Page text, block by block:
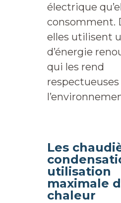
électrique
consomment.
elles utilisent
d’énergie
qui les rend
respectueuses
Les
utilisation
maximale
chaleur